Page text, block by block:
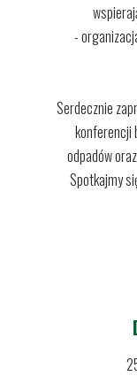
-
Serdecznie
konferencji
odpadów
Spotkajmy